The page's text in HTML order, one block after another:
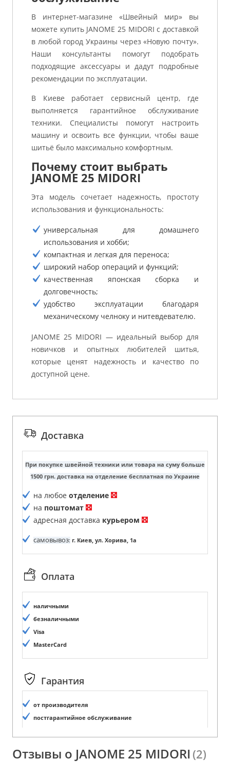
В интернет-магазине «Швейный мир» вы
можете купить JANOME 25 MIDORI с доставкой
в любой город Украины через «Новую почту».
Наши консультанты помогут подобрать
подходящие аксессуары и дадут подробные
рекомендации по эксплуатации.
В Киеве работает сервисный центр, где
выполняется гарантийное обслуживание
техники. Специалисты помогут настроить
машину и освоить все функции, чтобы ваше
шитьё было максимально комфортным.
Почему стоит выбрать
JANOME 25 MIDORI
Эта модель сочетает надежность, простоту
использования и функциональность:
универсальная для домашнего
использования и хобби;
компактная и легкая для переноса;
широкий набор операций и функций;
качественная японская сборка и
долговечность;
удобство эксплуатации благодаря
механическому челноку и нитевдевателю.
JANOME 25 MIDORI — идеальный выбор для
новичков и опытных любителей шитья,
которые ценят надежность и качество по
доступной цене.
Доставка
При покупке швейной техники или товара на суму больше
1500 грн. доставка на отделение бесплатная по Украине
на любое отделение
на поштомат
адресная доставка курьером
самовывоз: г. Киев, ул. Хорива, 1а
Оплата
наличными
безналичными
Visa
MasterCard
Гарантия
от производителя
постгарантийное обслуживание
Отзывы о JANOME 25 MIDORI (2)